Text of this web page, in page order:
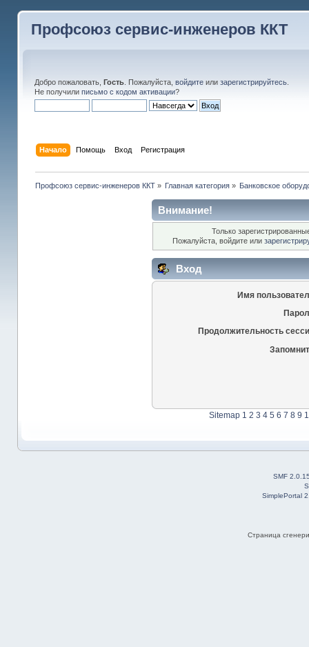
Профсоюз сервис-инженеров ККТ
Добро пожаловать, Гость. Пожалуйста, войдитеили зарегистрируйтесь.
Не получили письмо с кодом активации?
Начало Помощь Вход Регистрация
Профсоюз сервис-инженеров ККТ» Главная категория » Банковское
Внимание!
Только
Пожалуйста, войдите или
Вход
Имя
Продолжительность
Sitemap 1 2 3 4 5 6 7 8 9
SMF
SimplePortal
Страница